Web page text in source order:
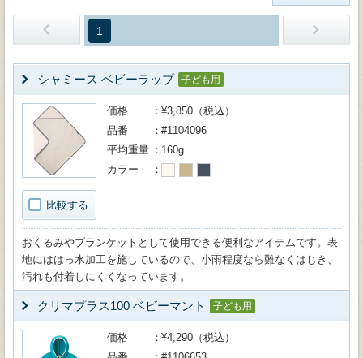
1
シャミース ベビーラップ 子ども用
比較する
価格
¥3,850（税込）
品番
#1104096
平均重量
160g
カラー
おくるみやブランケットとして使用できる便利なアイテムです。表
地にははっ水加工を施しているので、小雨程度なら難なくはじき、
汚れも付着しにくくなっています。
クリマプラス100 ベビーマント 子ども用
価格
¥4,290（税込）